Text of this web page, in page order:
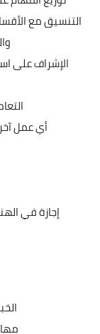
التنسيق مع
الإشراف على
أي عمل
إجازة في